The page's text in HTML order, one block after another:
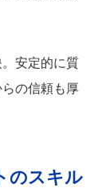
安定的に質
の信頼も厚
のスキル